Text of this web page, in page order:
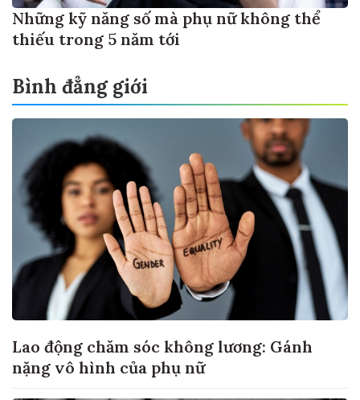
Những kỹ năng số mà phụ nữ không thể
thiếu trong 5 năm tới
Bình đẳng giới
Lao động chăm sóc không lương: Gánh
nặng vô hình của phụ nữ